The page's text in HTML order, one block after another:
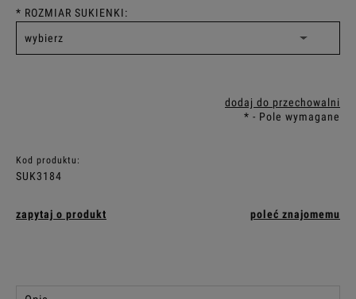
* ROZMIAR SUKIENKI:
dodaj do przechowalni
* - Pole wymagane
Kod produktu:
SUK3184
zapytaj o produkt poleć znajomemu